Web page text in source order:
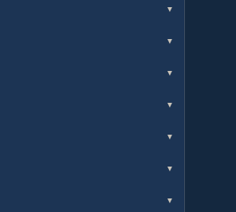
▼
▼
▼
▼
▼
▼
▼